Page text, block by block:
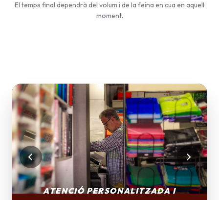
El temps final dependrà del volum i de la feina en cua en aquell
moment.